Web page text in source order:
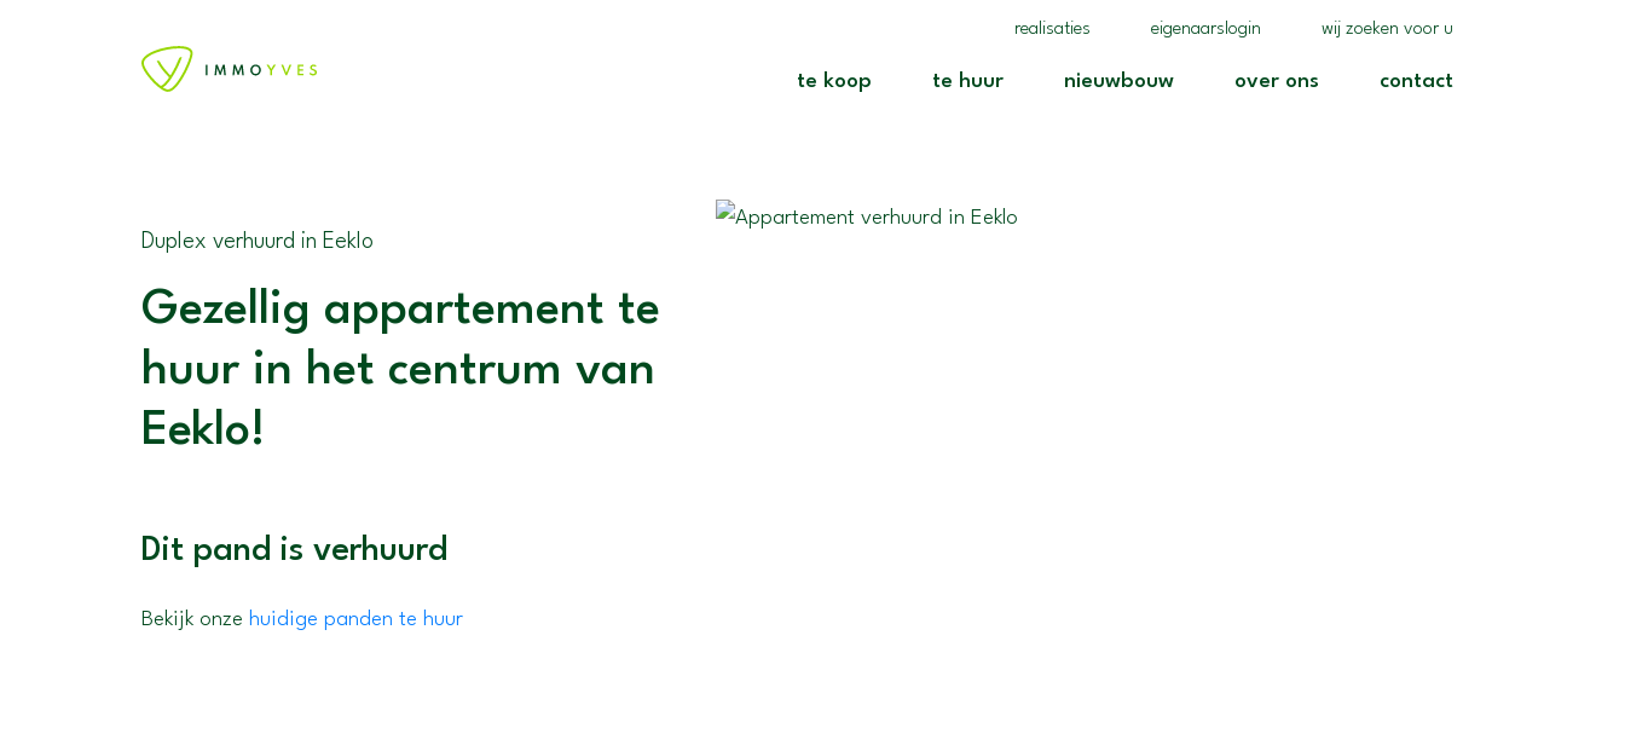
te koop (te koop)te huur(te huur)nieuwbouw(nieuwbouw)
over ons (over ons)contact
realisaties (realisaties)eigenaarslogin (eigenaarslogin)
wij zoeken voor u
Gezellig appartement te
huur in het centrum van
Eeklo!
Duplex verhuurd in Eeklo
Dit pand is verhuurd
Bekijk onze huidige panden te huur